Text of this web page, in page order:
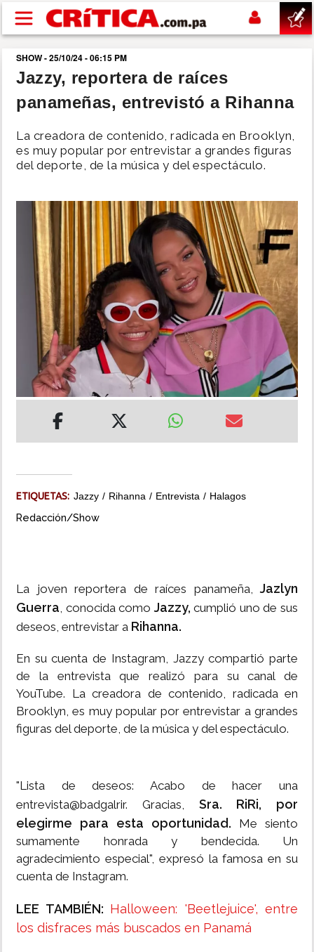
Pasar al contenido principal
buscar
SUCESOS
NACIONAL
SHOW
DEPORTES
MUNDO
INSÓLITAS
MULTIMEDIA
IMPRESO
SHOW - 25/10/24 - 06:15 PM
Jazzy, reportera de raíces
panameñas, entrevistó a Rihanna
La creadora de contenido, radicada en Brooklyn,
es muy popular por entrevistar a grandes figuras
del deporte, de la música y del espectáculo.
ETIQUETAS: Jazzy Rihanna Entrevista Halagos
Redacción/Show
La joven reportera de raíces panameña, Jazlyn
Guerra, conocida como Jazzy, cumplió uno de sus
deseos, entrevistar a Rihanna.
En su cuenta de Instagram, Jazzy compartió parte
de la entrevista que realizó para su canal de
YouTube. La creadora de contenido, radicada en
Brooklyn, es muy popular por entrevistar a grandes
figuras del deporte, de la música y del espectáculo.
"Lista de deseos: Acabo de hacer una
entrevista@badgalrir. Gracias, Sra. RiRi, por
elegirme para esta oportunidad. Me siento
sumamente honrada y bendecida. Un
agradecimiento especial", expresó la famosa en su
cuenta de Instagram.
LEE TAMBIÉN: Halloween: 'Beetlejuice', entre
los disfraces más buscados en Panamá